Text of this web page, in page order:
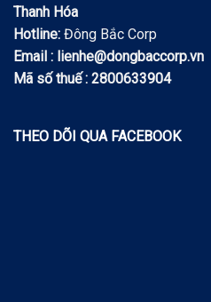
Thanh Hóa
Hotline: Đông Bắc Corp
Email : lienhe@dongbaccorp.vn
Mã số thuế : 2800633904
THEO DÕI QUA FACEBOOK